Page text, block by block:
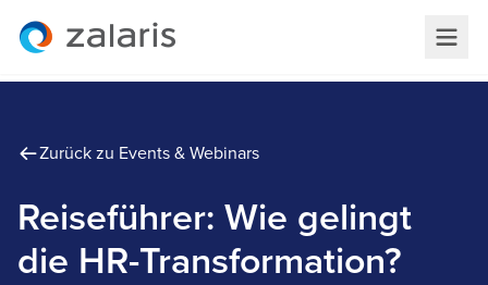
Zurück zu Events & Webinars
Reiseführer: Wie gelingt
die HR-Transformation?